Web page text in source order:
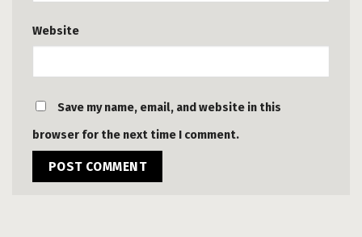
Website
Save my name, email, and website in this
browser for the next time I comment.